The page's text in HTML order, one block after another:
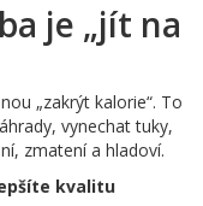
je „jít na
„zakrýt kalorie“. To
vynechat tuky,
zmatení a hladoví.
kvalitu